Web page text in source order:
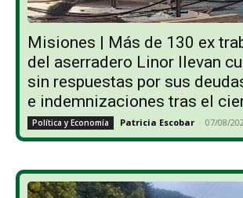
Misiones | Más de 130 ex
del aserradero Linor llevan
sin respuestas por sus
e indemnizaciones tras el
Política y Economía Patricia Escobar - 07/08/